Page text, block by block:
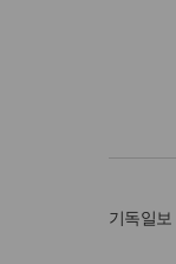
기독일보